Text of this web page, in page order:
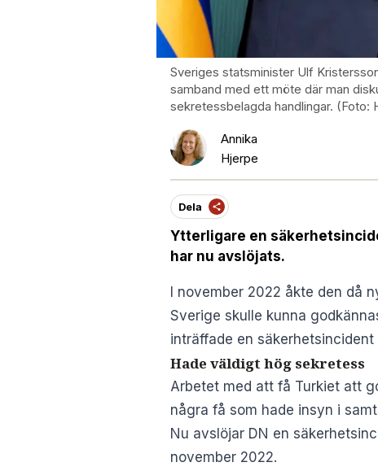
Sveriges statsminister Ulf
samband med ett möte där man
sekretessbelagda handlingar. (Foto:
Annika
Hjerpe
Dela
Ytterligare en
har nu avslöjats.
I november 2022 åkte den då
Sverige skulle kunna
inträffade en
Hade väldigt hög sekretess
Arbetet med att få Turkiet att
några få som hade insyn i
Nu avslöjar DN en
november 2022.